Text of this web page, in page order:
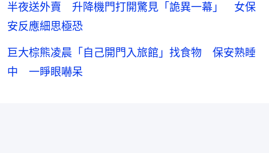
半夜送外賣 升降機門打開驚見「詭異一幕」 女保
安反應細思極恐
巨大棕熊凌晨「自己開門入旅館」找食物 保安熟睡
中 一睜眼嚇呆